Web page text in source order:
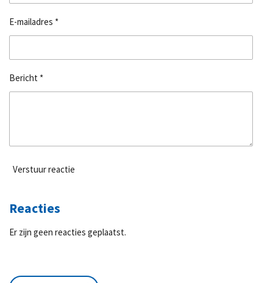
E-mailadres *
Bericht *
Verstuur reactie
Reacties
Er zijn geen reacties geplaatst.